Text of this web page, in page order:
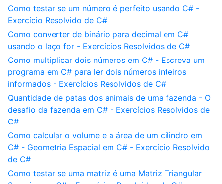
Como testar se um número é perfeito usando C# -
Exercício Resolvido de C#
Como converter de binário para decimal em C#
usando o laço for - Exercícios Resolvidos de C#
Como multiplicar dois números em C# - Escreva um
programa em C# para ler dois números inteiros
informados - Exercícios Resolvidos de C#
Quantidade de patas dos animais de uma fazenda - O
desafio da fazenda em C# - Exercícios Resolvidos de
C#
Como calcular o volume e a área de um cilindro em
C# - Geometria Espacial em C# - Exercício Resolvido
de C#
Como testar se uma matriz é uma Matriz Triangular